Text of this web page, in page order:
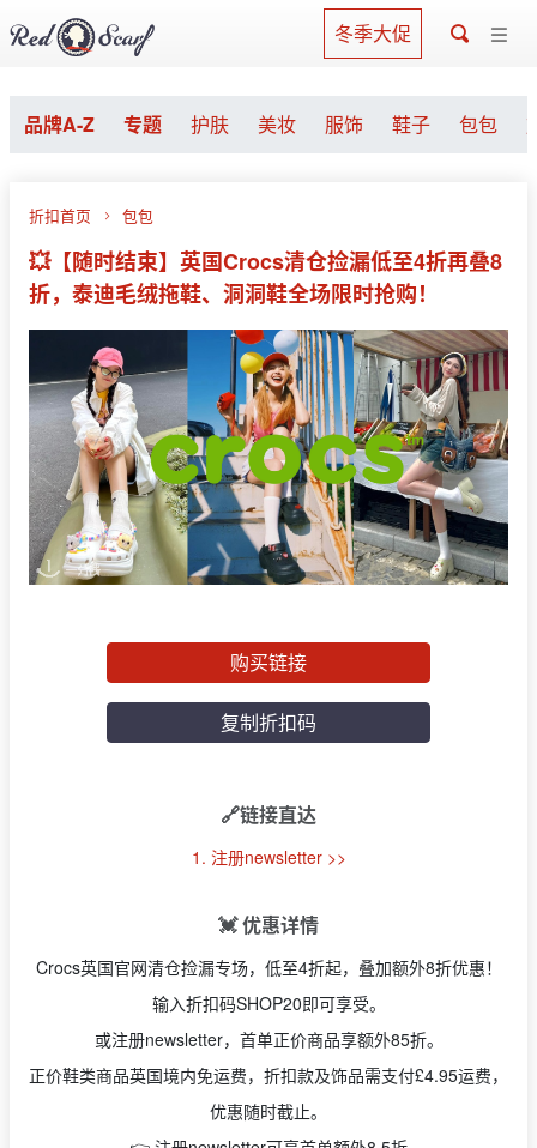
冬季大促
品牌A-Z 专题 护肤 美妆 服饰 鞋子 包包
折扣首页 包包
💥【随时结束】英国Crocs清仓捡漏低至4折再叠8
折，泰迪毛绒拖鞋、洞洞鞋全场限时抢购！
购买链接
复制折扣码
🔗链接直达
1. 注册newsletter >>
💓 优惠详情
Crocs英国官网清仓捡漏专场，低至4折起，叠加额外8折优惠！
输入折扣码SHOP20即可享受。
或注册newsletter，首单正价商品享额外85折。
正价鞋类商品英国境内免运费，折扣款及饰品需支付£4.95运费，
优惠随时截止。